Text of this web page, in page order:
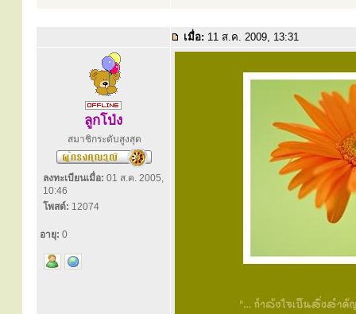
เมื่อ: 11 ส.ค. 2009, 13:31
ลูกโป่ง
สมาชิกระดับสูงสุด
ลงทะเบียนเมื่อ: 01 ส.ค. 2005,
10:46
โพสต์: 12074
อายุ: 0